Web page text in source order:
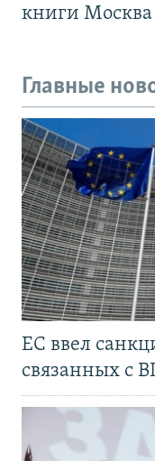
книги Москва
Главные
ЕС ввел
связанных с